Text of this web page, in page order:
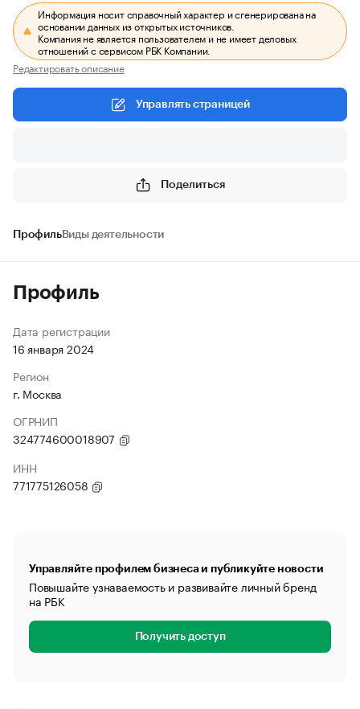
Информация носит справочный характер и сгенерирована на
основании данных из открытых источников.
Компания не является пользователем и не имеет деловых
отношений с сервисом РБК Компании.
Редактировать описание
Управлять страницей
Поделиться
ПрофильВиды деятельности
Профиль
Дата регистрации
16 января 2024
Регион
г. Москва
ОГРНИП
324774600018907
ИНН
771775126058
Управляйте профилем бизнеса и публикуйте новости
Повышайте узнаваемость и развивайте личный бренд
на РБК
Получить доступ